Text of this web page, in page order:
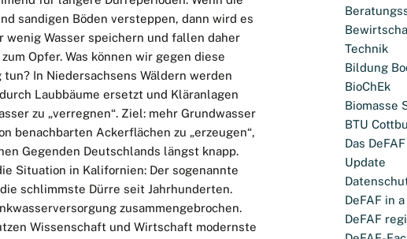
sandigen Böden versteppen, dann wird es
wenig Wasser speichern und fallen daher
Opfer. Was können wir gegen diese
In Niedersachsens Wäldern werden
Laubbäume ersetzt und Kläranlagen
zu „verregnen“. Ziel: mehr Grundwasser
benachbarten Ackerflächen zu „erzeugen“,
Gegenden Deutschlands längst knapp.
Situation in Kalifornien: Der sogenannte
schlimmste Dürre seit Jahrhunderten.
zusammengebrochen.
Wissenschaft und Wirtschaft modernste
Technik
Bildung
BioChEk
Biomasse
BTU
Das
Update
DeFAF in
DeFAF